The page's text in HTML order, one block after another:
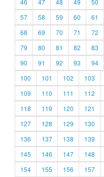
46
47 48 49 50
57
58 59 60 61
68
69 70 71 72
79
80 81 82 83
90
91 92 93 94
100
101 102 103
109
110 111 112
118
119 120 121
127
128 129 130
136
137 138 139
145
146 147 148
154
155 156 157